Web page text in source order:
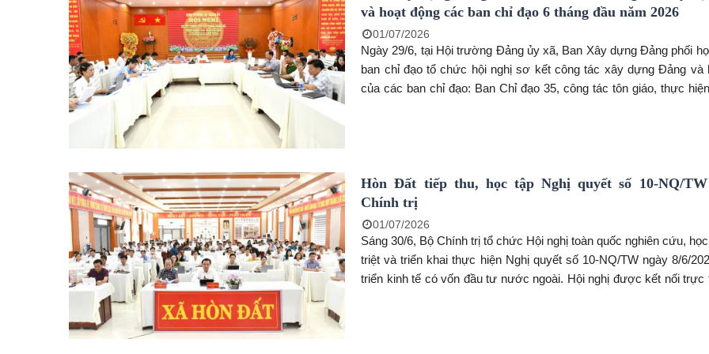
và hoạt động các ban chỉ đạo 6 tháng đầu năm 2026
01/07/2026
Ngày 29/6, tại Hội trường Đảng ủy xã, Ban Xây dựng Đảng phối
ban chỉ đạo tổ chức hội nghị sơ kết công tác xây dựng Đảng và
của các ban chỉ đạo: Ban Chỉ đạo 35, công tác tôn giáo, thực
tịch UBND xã Hòn Đất; đồng chí Võ Minh Thêm – Ủy viên Ban
Trưởng Ban Xây dựng Đảng Đảng ủy xã. Cùng tham dự có đại
quan tham mưu, giúp việc Đảng ủy, Trung tâm Chính trị xã; thành
ban chỉ đạo; bí thư các chi bộ, đảng bộ trực thuộc Đảng ủy xã
Hòn Đất tiếp thu, học tập Nghị quyết số 10-NQ/
Chính trị
01/07/2026
Sáng 30/6, Bộ Chính trị tổ chức Hội nghị toàn quốc nghiên cứu,
triệt và triển khai thực hiện Nghị quyết số 10-NQ/TW ngày 8/6/
triển kinh tế có vốn đầu tư nước ngoài. Hội nghị được kết nối trực